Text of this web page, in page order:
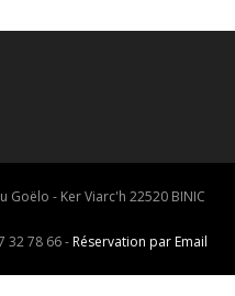
Goëlo - Ker Viarc'h 22520 BINIC
32 78 66 -Réservation par Email